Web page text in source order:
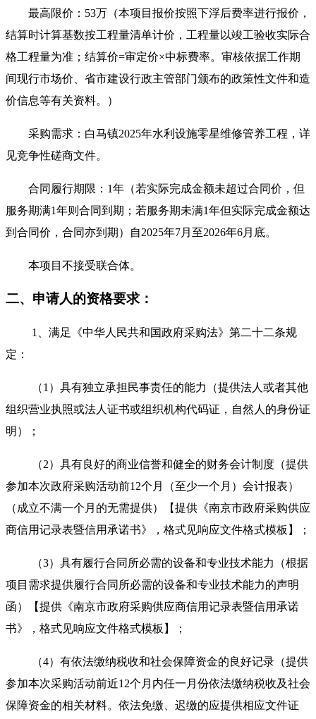
最高限价： 53万（本项目报价按照下浮后费率进行报价，
结算时计算基数按工程量清单计价，工程量以竣工验收实际合
格工程量为准；结算价=审定价×中标费率。审核依据工作期
间现行市场价、省市建设行政主管部门颁布的政策性文件和造
价信息等有关资料。）
采购需求： 白马镇2025年水利设施零星维修管养工程 ，详
见竞争性磋商文件。
合同履行期限： 1年（若实际完成金额未超过合同价，但
服务期满1年则合同到期；若服务期未满1年但实际完成金额达
到合同价，合同亦到期）自2025年7月至2026年6月底。
本项目不接受联合体。
二、申请人的资格要求：
1、满足《中华人民共和国政府采购法》第二十二条规
定：
（1）具有独立承担民事责任的能力（提供法人或者其他
组织营业执照或法人证书或组织机构代码证，自然人的身份证
明）；
（2）具有良好的商业信誉和健全的财务会计制度（提供
参加本次政府采购活动前12个月（至少一个月）会计报表）
（成立不满一个月的无需提供）【提供《南京市政府采购供应
商信用记录表暨信用承诺书》，格式见响应文件格式模板】；
（3）具有履行合同所必需的设备和专业技术能力（根据
项目需求提供履行合同所必需的设备和专业技术能力的声明
函）【提供《南京市政府采购供应商信用记录表暨信用承诺
书》，格式见响应文件格式模板】；
（4）有依法缴纳税收和社会保障资金的良好记录（提供
参加本次采购活动前近12个月内任一月份依法缴纳税收及社会
保障资金的相关材料。依法免缴、迟缴的应提供相应文件证